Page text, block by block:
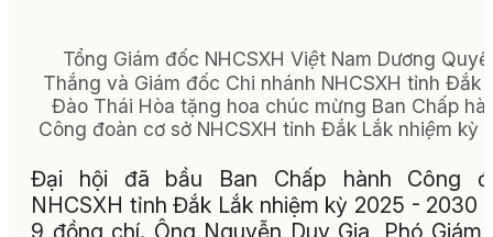
Tổng Giám đốc NHCSXH Việt Nam Dương
Thắng và Giám đốc Chi nhánh NHCSXH tỉnh Đắk
Đào Thái Hòa tặng hoa chúc mừng Ban Chấp
Công đoàn cơ sở NHCSXH tỉnh Đắk Lắk nhiệm kỳ
Đại hội đã bầu Ban Chấp hành Công
NHCSXH tỉnh Đắk Lắk nhiệm kỳ 2025 - 2030
9 đồng chí. Ông Nguyễn Duy Gia, Phó Giám